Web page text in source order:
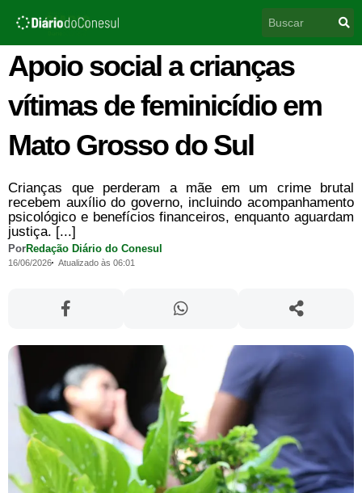
para
conteúdo
Apoio social a crianças
vítimas de feminicídio em
Mato Grosso do Sul
Crianças que perderam a mãe em um crime brutal
recebem auxílio do governo, incluindo acompanhamento
psicológico e benefícios financeiros, enquanto aguardam
justiça. [...]
PorRedação Diário do Conesul
16/06/2026 Atualizado às 06:01